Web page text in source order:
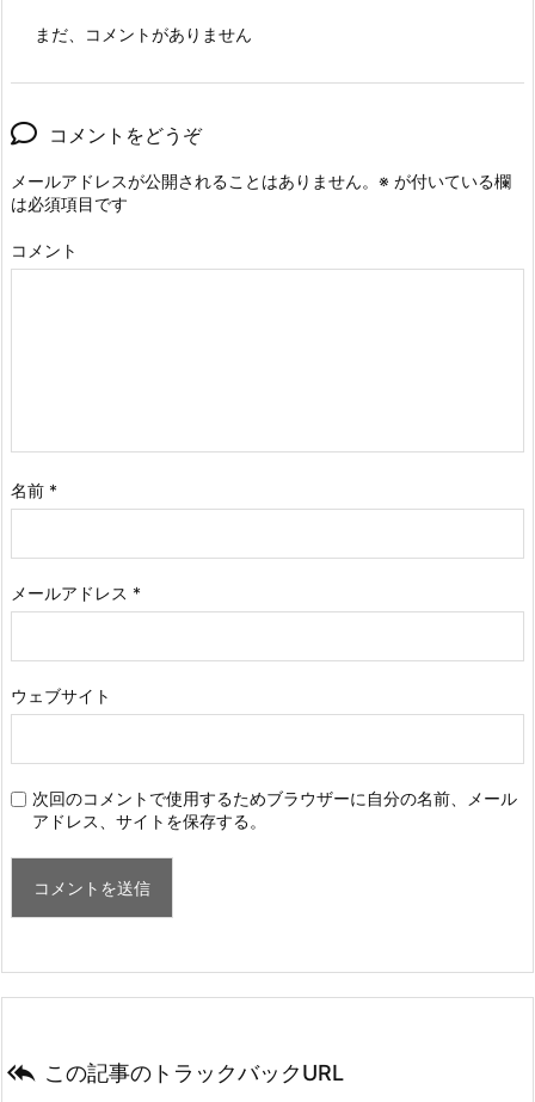
まだ、コメントがありません
コメントをどうぞ
メールアドレスが公開されることはありません。 ※ が付いている欄
は必須項目です
コメント
名前 *
メールアドレス *
ウェブサイト
次回のコメントで使用するためブラウザーに自分の名前、メール
アドレス、サイトを保存する。
 この記事のトラックバックURL